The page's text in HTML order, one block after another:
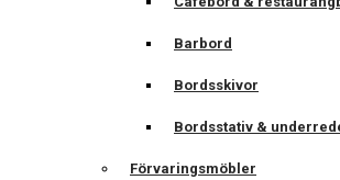
Barbord
Bordsskivor
Bordsstativ &
Förvaringsmöbler